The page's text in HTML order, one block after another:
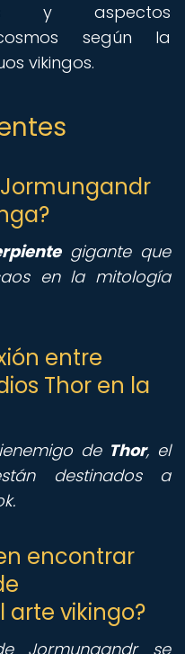
y aspectos
según la
vikingos.
Jormungandr
gigante que
en la mitología
entre
Thor en la
de Thor, el
destinados a
encontrar
vikingo?
Jormungandr se